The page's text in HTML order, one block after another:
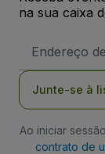
na sua caixa
de
Junte-se à
Ao iniciar
contrato de